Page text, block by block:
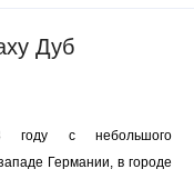
Дуб
году с небольшого
Германии, в городе